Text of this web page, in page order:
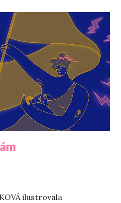
ilustrovala